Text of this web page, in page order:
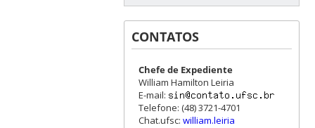
CONTATOS
Chefe de Expediente
William Hamilton Leiria
E-mail:
Telefone: (48) 3721-4701
Chat.ufsc: william.leiria